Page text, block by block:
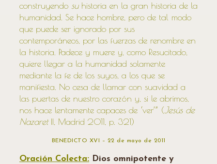
construyendo su historia en la gran historia de la
humanidad. Se hace hombre, pero de tal modo
que puede ser ignorado por sus
contemporáneos, por las fuerzas de renombre en
la historia. Padece y muere y, como Resucitado,
quiere llegar a la humanidad solamente
mediante la fe de los suyos, a los que se
manifiesta. No cesa de llamar con suavidad a
las puertas de nuestro corazón y, si le abrimos,
nos hace lentamente capaces de ‘ver’” (Jesús de
NazaretII, Madrid 2011, p. 321)
BENEDICTO XVI – 22 de mayo de 2011
Oración Colecta: Dios omnipotente y